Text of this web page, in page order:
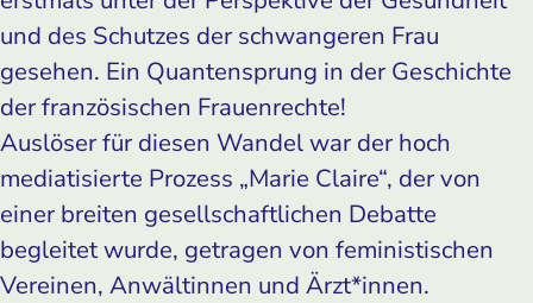
und des Schutzes der schwangeren Frau
gesehen. Ein Quantensprung in der Geschichte
der französischen Frauenrechte!
Auslöser für diesen Wandel war der hoch
mediatisierte Prozess „Marie Claire“, der von
einer breiten gesellschaftlichen Debatte
begleitet wurde, getragen von feministischen
Vereinen, Anwältinnen und Ärzt*innen.